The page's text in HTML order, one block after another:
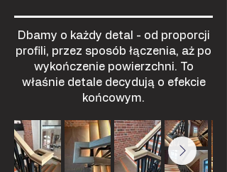
Dbamy o każdy detal - od proporcji
profili, przez sposób łączenia, aż po
wykończenie powierzchni. To
właśnie detale decydują o efekcie
końcowym.